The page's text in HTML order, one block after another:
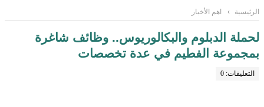
الرئيسية › اهم الأخبار
لحملة الدبلوم والبكالوريوس.. وظائف شاغرة
بمجموعة الفطيم في عدة تخصصات
التعليقات: 0